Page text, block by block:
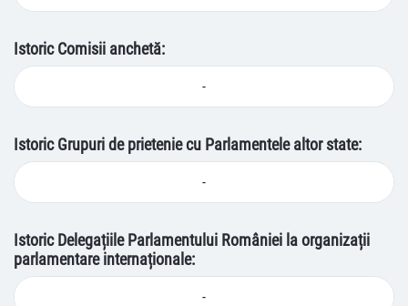
Istoric Comisii anchetă:
-
Istoric Grupuri de prietenie cu Parlamentele altor state:
-
Istoric Delegațiile Parlamentului României la organizații
parlamentare internaționale:
-